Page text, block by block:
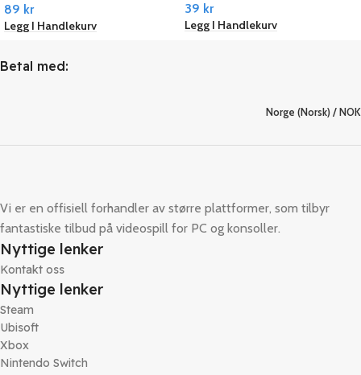
89 kr
Legg I Handlekurv
39 kr
Legg I Handlekurv
Betal med:
Norge (Norsk) / NOK
Vi er en offisiell forhandler av større plattformer, som tilbyr
fantastiske tilbud på videospill for PC og konsoller.
Nyttige lenker
Kontakt oss
Nyttige lenker
Steam
Ubisoft
Xbox
Nintendo Switch